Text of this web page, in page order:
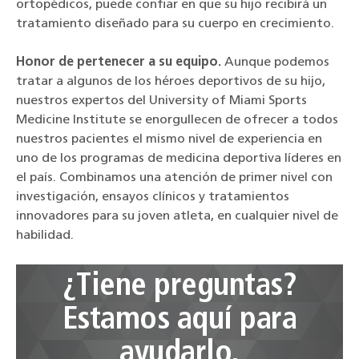
ortopédicos, puede confiar en que su hijo recibirá un
tratamiento diseñado para su cuerpo en crecimiento.
Honor de pertenecer a su equipo. Aunque podemos
tratar a algunos de los héroes deportivos de su hijo,
nuestros expertos del University of Miami Sports
Medicine Institute se enorgullecen de ofrecer a todos
nuestros pacientes el mismo nivel de experiencia en
uno de los programas de medicina deportiva líderes en
el país. Combinamos una atención de primer nivel con
investigación, ensayos clínicos y tratamientos
innovadores para su joven atleta, en cualquier nivel de
habilidad.
¿Tiene preguntas?
Estamos aquí para